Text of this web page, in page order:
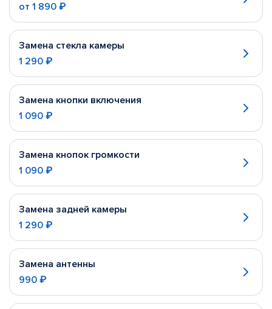
от 1 890 ₽
Замена стекла камеры
1 290 ₽
Замена кнопки включения
1 090 ₽
Замена кнопок громкости
1 090 ₽
Замена задней камеры
1 290 ₽
Замена антенны
990 ₽